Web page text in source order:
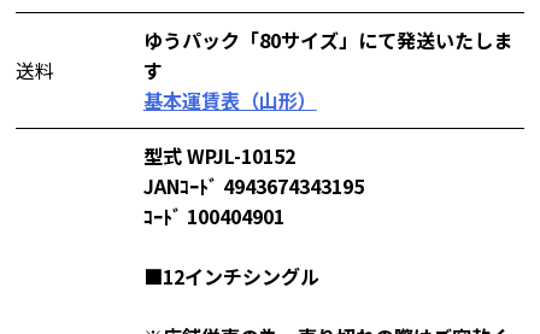
送料
ゆうパック「80サイズ」にて発送いたしま
す
基本運賃表（山形）
型式 WPJL-10152
JANｺｰﾄﾞ 4943674343195
ｺｰﾄﾞ 100404901
■12インチシングル